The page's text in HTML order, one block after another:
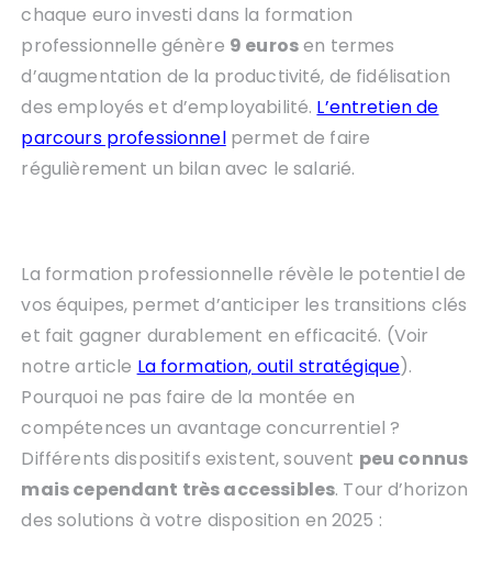
chaque euro investi dans la formation
professionnelle génère 9 eurosen termes
d’augmentation de la productivité, de fidélisation
des employés et d’employabilité. L’entretien de
parcours professionnelpermet de faire
régulièrement un bilan avec le salarié.
La formation professionnelle révèle le potentiel de
vos équipes, permet d’anticiper les transitions clés
et fait gagner durablement en efficacité. (Voir
notre article La formation, outil stratégique).
Pourquoi ne pas faire de la montée en
compétences un avantage concurrentiel ?
Différents dispositifs existent, souvent peu connus
mais cependant très accessibles. Tour d’horizon
des solutions à votre disposition en 2025 :